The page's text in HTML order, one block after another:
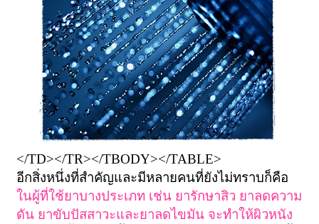
</TD></TR></TBODY></TABLE>
อีกสิ่งหนึ่งที่สำคัญและมีหลายคนที่ยังไม่ทราบก็คือ
ในผู้ที่ใช้ยาบางประเภท เช่น ยารักษาสิว ยาลดความ
ดัน ยาขับปัสสาวะและยาลดไขมัน จะทำให้ผิวหนัง